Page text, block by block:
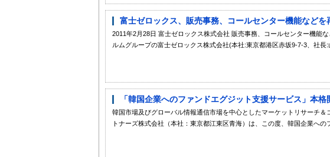
富士ゼロックス、販売事務、コールセンター機能など
2011年2月28日 富士ゼロックス株式会社 販売事務、コールセンター機
ルムグループの富士ゼロックス株式会社(本社:東京都港区赤坂9-7-3、社長:
「韓国企業へのファンドエグジット支援サービス」本格
韓国市場及びグローバル情報通信市場を中心としたマーケットリサーチ
トナーズ株式会社（本社：東京都江東区青海）は、この度、韓国企業への